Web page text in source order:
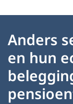
Anders
en hun